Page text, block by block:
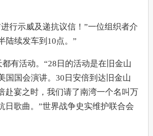
示威及递抗议信！”一位组织者介
陆续发车到10点。”
有活动。“28日的活动是在旧金山
国国会演讲。30日安倍到达旧金山
赴宴之时，我们请了南湾一个名叫万
日歌曲。”世界战争史实维护联合会